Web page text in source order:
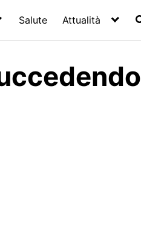
Salute Attualità